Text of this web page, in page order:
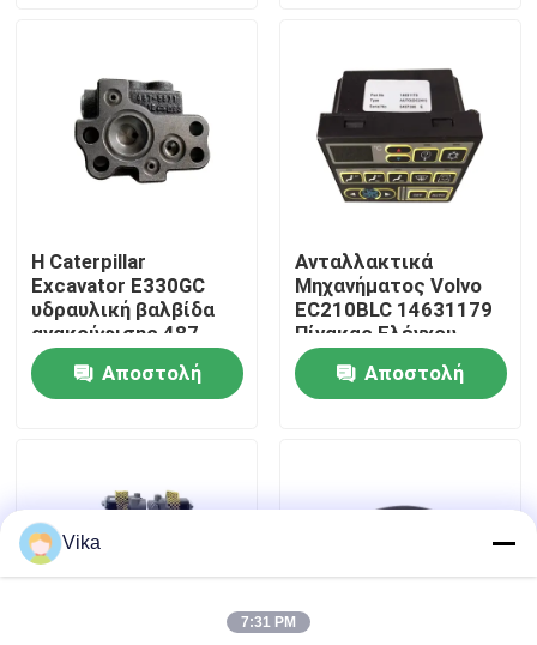
Σχετικά με εμάς
Γύρος εργοστασίων
Ποιοτικός έλεγχος
επαφή
Νέα
Ανταλλακτικά Liugong
Ανταλλακτικά Cummins
Η Caterpillar
Excavator E330GC
υδραυλική βαλβίδα
ανακούφισης 487-
5877 για την Αμερική
Αποστολή
Ανταλλακτικά
Μηχανήματος Volvo
EC210BLC 14631179
Πίνακας Ελέγχου
Κλιματισμού για
Αντικατάσταση
Αποστολή
Vika
7:31 PM